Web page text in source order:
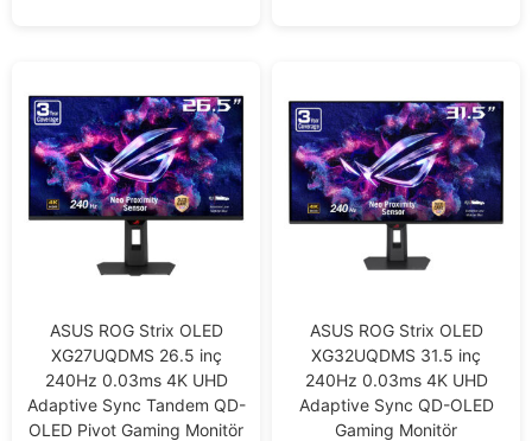
ASUS ROG Strix OLED
XG27UQDMS 26.5 inç
240Hz 0.03ms 4K UHD
Adaptive Sync Tandem QD-
OLED Pivot Gaming Monitör
ASUS ROG Strix OLED
XG32UQDMS 31.5 inç
240Hz 0.03ms 4K UHD
Adaptive Sync QD-OLED
Gaming Monitör